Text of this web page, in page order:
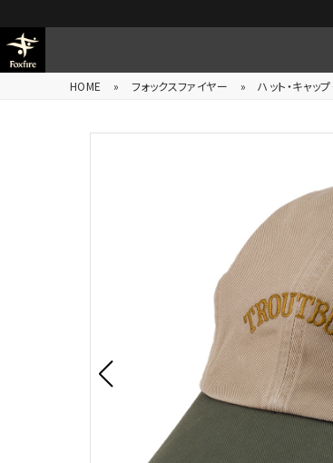
HOME » フォックスファイヤー » ハット・キャッ